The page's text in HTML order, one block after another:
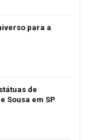
para a
de
Sousa em SP